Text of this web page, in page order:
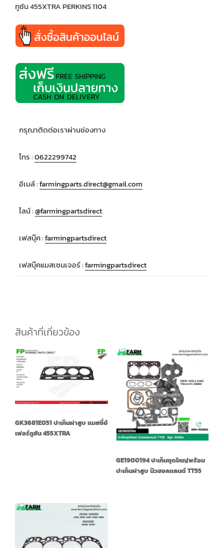
กูซัน 455XTRA PERKINS 1104
กรุณาติดต่อเราผ่านช่องทาง
โทร :0622299742
อีเมล์ :farmingparts.direct@gmail.com
ไลน์ :@farmingpartsdirect
เฟสบุ๊ค :farmingpartsdirect
เฟสบุ๊คแมสเซนเจอร์ :farmingpartsdirect
สินค้าที่เกี่ยวข้อง
GK3681E051 ปะเก็นฝาสูบ แมสซี่ย์
เฟอร์กูซัน 455XTRA
GE1900194 ปะเก็นชุดใหญ่พร้อม
ปะเก็นฝาสูบ นิวฮอลแลนด์ TT55